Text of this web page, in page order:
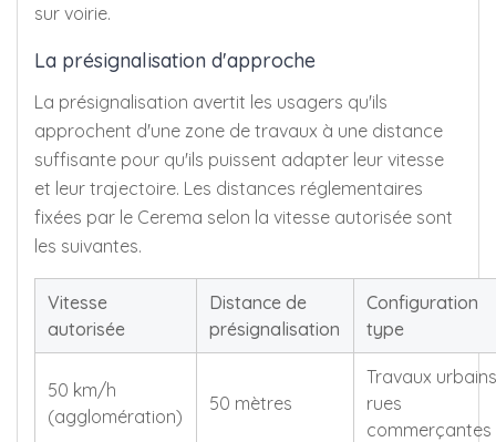
sur voirie.
La présignalisation d'approche
La présignalisation avertit les usagers qu'ils
approchent d'une zone de travaux à une distance
suffisante pour qu'ils puissent adapter leur vitesse
et leur trajectoire. Les distances réglementaires
fixées par le Cerema selon la vitesse autorisée sont
les suivantes.
Vitesse
autorisée
Distance de
présignalisation
Configuration
type
50 km/h
(agglomération)
50 mètres
Travaux
rues
commerçantes